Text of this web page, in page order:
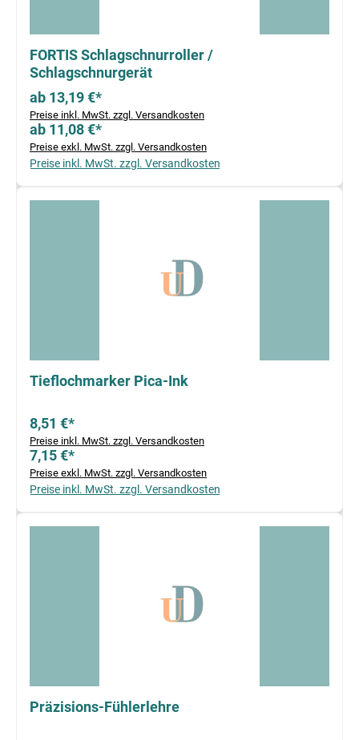
FORTIS Schlagschnurroller /
Schlagschnurgerät
ab 13,19 €*
Preise inkl. MwSt. zzgl. Versandkosten
ab 11,08 €*
Preise exkl. MwSt. zzgl. Versandkosten
Preise inkl. MwSt. zzgl. Versandkosten
Tieflochmarker Pica-Ink
8,51 €*
Preise inkl. MwSt. zzgl. Versandkosten
7,15 €*
Preise exkl. MwSt. zzgl. Versandkosten
Preise inkl. MwSt. zzgl. Versandkosten
Präzisions-Fühlerlehre